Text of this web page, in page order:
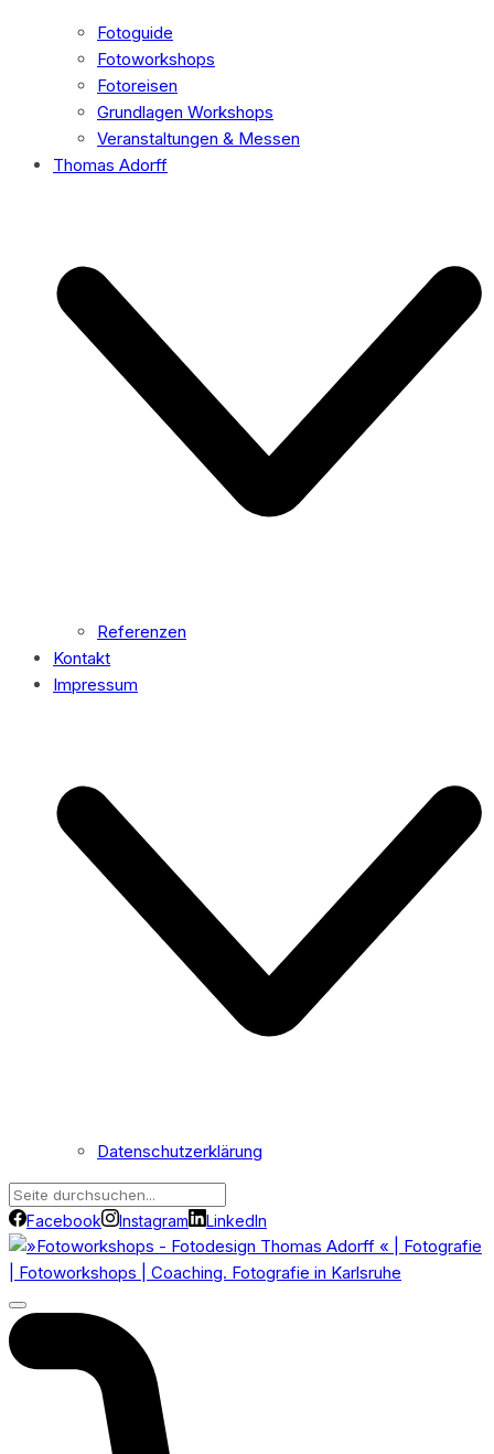
Fotoguide
Fotoworkshops
Fotoreisen
Grundlagen Workshops
Veranstaltungen & Messen
Thomas Adorff
Referenzen
Kontakt
Impressum
Datenschutzerklärung
Facebook Instagram LinkedIn